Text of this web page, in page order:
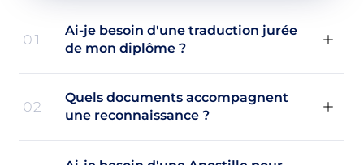
01
Ai-je besoin d'une traduction jurée
de mon diplôme ?
02
Quels documents accompagnent
une reconnaissance ?